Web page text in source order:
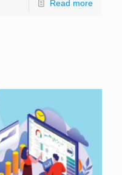
Read more